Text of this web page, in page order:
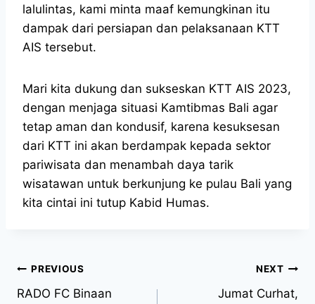
lalulintas, kami minta maaf kemungkinan itu
dampak dari persiapan dan pelaksanaan KTT
AIS tersebut.
Mari kita dukung dan sukseskan KTT AIS 2023,
dengan menjaga situasi Kamtibmas Bali agar
tetap aman dan kondusif, karena kesuksesan
dari KTT ini akan berdampak kepada sektor
pariwisata dan menambah daya tarik
wisatawan untuk berkunjung ke pulau Bali yang
kita cintai ini tutup Kabid Humas.
PREVIOUS
RADO FC Binaan
NEXT
Jumat Curhat,